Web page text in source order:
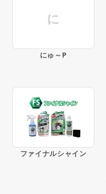
に
にゅ～P
ファイナルシャイン